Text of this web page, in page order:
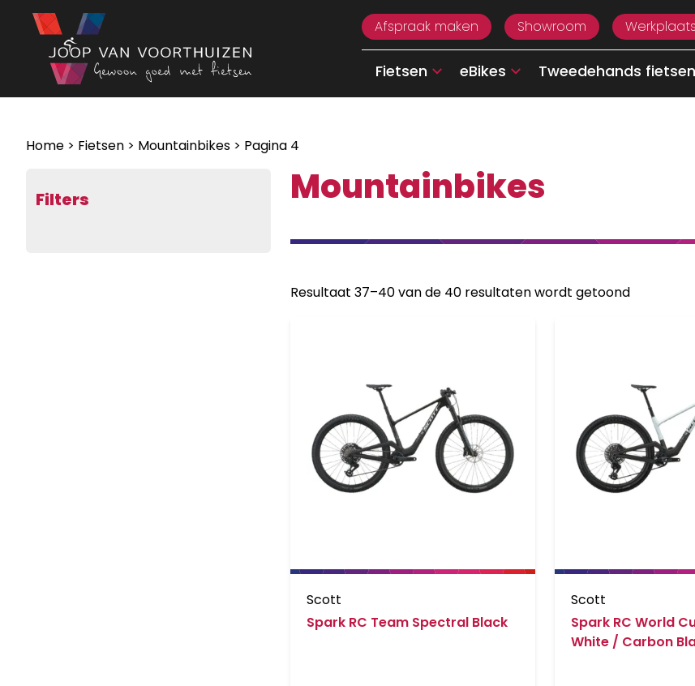
Ga naar de inhoud
Afspraak maken
Showroom Werkplaats
Fietsen eBikes Tweedehands fietsen
Home > Fietsen > Mountainbikes > Pagina 4
Filters Mountainbikes
Resultaat 37–40 van de 40 resultaten wordt getoond
Scott
Spark RC Team Spectral Black
Scott
Spark RC World
White / Carbon